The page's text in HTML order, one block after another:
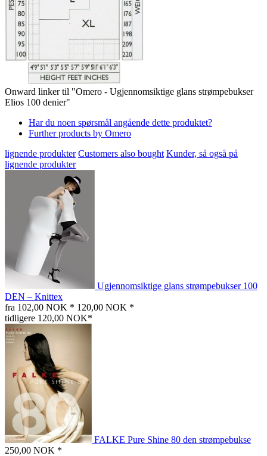
Onward linker til "Omero - Ugjennomsiktige glans strømpebukser
Elios 100 denier"
Har du noen spørsmål angående dette produktet?
Further products by Omero
lignende produkter Customers also bought Kunder, så også på
lignende produkter
Ugjennomsiktige glans strømpebukser 100
DEN – Knittex
fra 102,00 NOK * 120,00 NOK *
tidligere 120,00 NOK*
FALKE Pure Shine 80 den strømpebukse
250,00 NOK *